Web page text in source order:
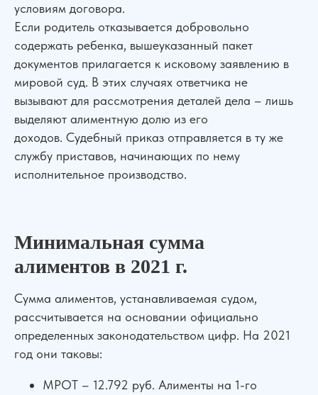
условиям договора.
Если родитель отказывается добровольно
содержать ребенка, вышеуказанный пакет
документов прилагается к исковому заявлению в
мировой суд. В этих случаях ответчика не
вызывают для рассмотрения деталей дела – лишь
выделяют алиментную долю из его
доходов. Судебный приказ отправляется в ту же
службу приставов, начинающих по нему
исполнительное производство.
Минимальная сумма
алиментов в 2021 г.
Сумма алиментов, устанавливаемая судом,
рассчитывается на основании официально
определенных законодательством цифр. На 2021
год они таковы:
МРОТ – 12.792 руб. Алименты на 1-го
Сильная юридическая компания в
России
+7 (961) 304-06-60